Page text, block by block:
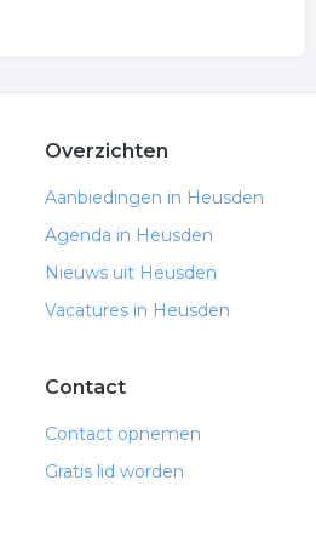
Overzichten
Aanbiedingen in Heusden
Agenda in Heusden
Nieuws uit Heusden
Vacatures in Heusden
Contact
Contact opnemen
Gratis lid worden